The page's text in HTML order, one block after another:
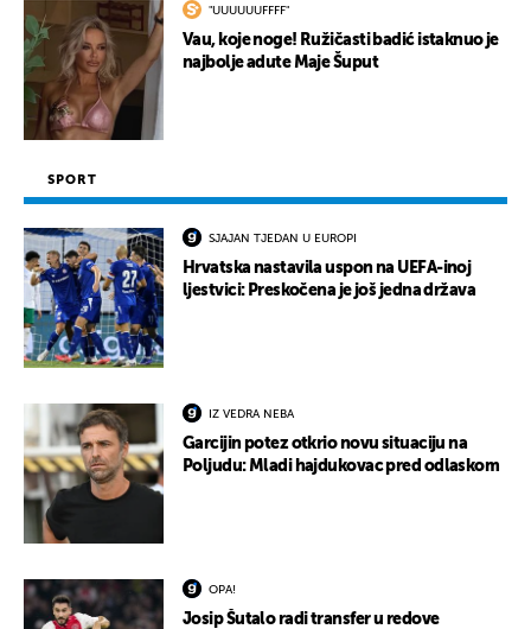
"UUUUUUFFFF"
Vau, koje noge! Ružičasti badić istaknuo je
najbolje adute Maje Šuput
SPORT
SJAJAN TJEDAN U EUROPI
Hrvatska nastavila uspon na UEFA-inoj
ljestvici: Preskočena je još jedna država
IZ VEDRA NEBA
Garcijin potez otkrio novu situaciju na
Poljudu: Mladi hajdukovac pred odlaskom
OPA!
Josip Šutalo radi transfer u redove